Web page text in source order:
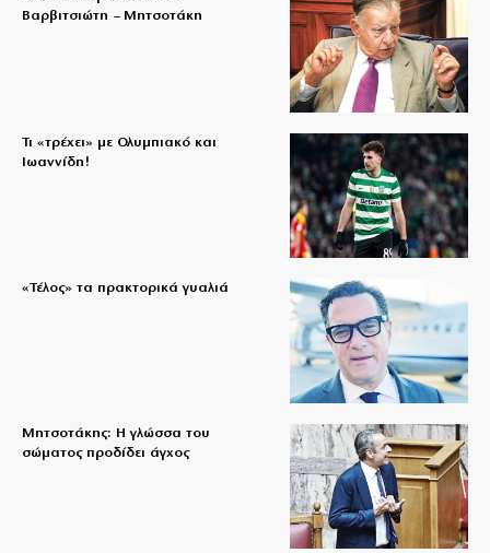
Βαρβιτσιώτη – Μητσοτάκη
Τι «τρέχει» με Ολυμπιακό και
Ιωαννίδη!
«Τέλος» τα πρακτορικά γυαλιά
Μητσοτάκης: Η γλώσσα του
σώματος προδίδει άγχος